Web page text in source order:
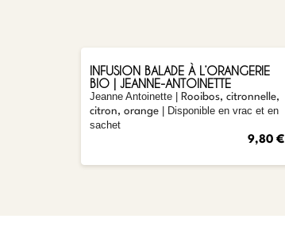
AJOUTER
INFUSION BALADE À L’ORANGERIE
BIO | JEANNE-ANTOINETTE
Jeanne Antoinette |
Rooibos, citronnelle,
citron, orange
| Disponible en vrac et en
sachet
9,80 €